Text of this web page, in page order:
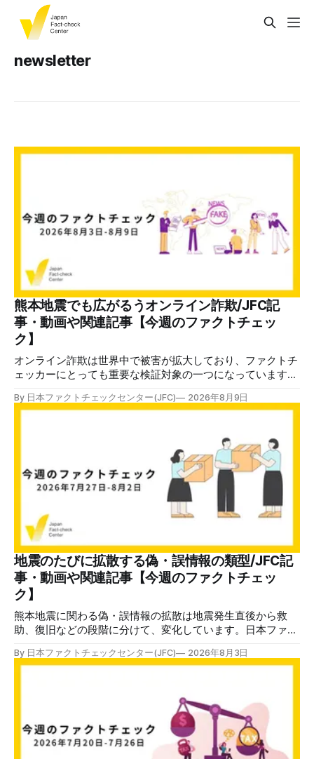
newsletter
熊本地震でも広がるうオンライン詐欺/JFC記
事・動画や関連記事【今週のファクトチェッ
ク】
オンライン詐欺は世界中で被害が拡大しており、ファクトチ
ェッカーにとっても重要な検証対象の一つになっています。
トへのリンクを貼るなどの手口が複数確認されています。
ェックや偽情報関連の情報をまとめました。同じ内容をニュ
ースレターでも配信しています。登録はこちら。 今週のお
知らせ JFCファクトチェック講師養成講座 申込はこちら 日
本ファクトチェックセンター（JFC）は、ファクトチェック
やメディア情報リテラシーに関する講師養成講座を月に1度
開催しています。講座はオンラインで90分間。修了者には認
定バッジと教室や職場などで利用可能な教材を提供します。
次回の開講は8月23日（日）午後4時~5時30分で、お申し込
みはこちら。 日本ファクトチェックセンター（JFC） ファ
クトチェック講師養成講座 8月23日（日）開催分日本ファ
クトチェックセンター（JFC）による講師養成講座です。 講
師養成講座（オ
By 日本ファクトチェックセンター(JFC) 2026年8月9日
地震のたびに拡散する偽・誤情報の類型/JFC記
事・動画や関連記事【今週のファクトチェッ
ク】
熊本地震に関わる偽・誤情報の拡散は地震発生直後から救
助、復旧などの段階に分けて、変化しています。日本ファク
（JFC「災害時に広がる偽情報5つの類型」）も参考にして
（JFC）がこの1週間に出した記事を中心に、その他のメディ
アも含めて、ファクトチェックや偽情報関連の情報をまとめ
ました。同じ内容をニュースレターでも配信しています。登
録はこちら。 今週のお知らせ JFCファクトチェック講師養成
By 日本ファクトチェックセンター(JFC) 2026年8月3日